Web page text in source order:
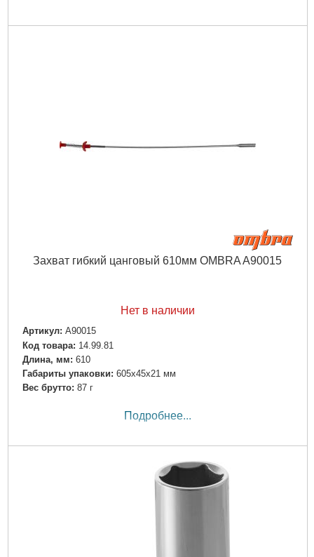
Захват гибкий цанговый 610мм OMBRA A90015
Нет в наличии
Артикул: A90015
Код товара: 14.99.81
Длина, мм: 610
Габариты упаковки: 605x45x21 мм
Вес брутто: 87 г
Подробнее...